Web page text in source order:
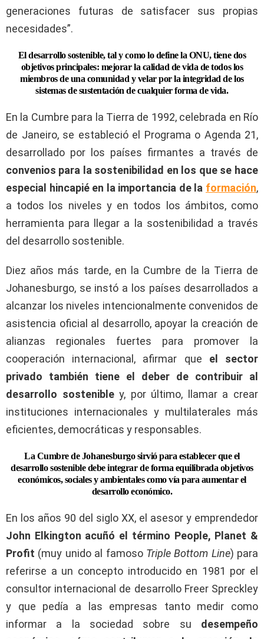
generaciones futuras de satisfacer sus propias
necesidades”.
El desarrollo sostenible, tal y como lo define la ONU, tiene dos
objetivos principales: mejorar la calidad de vida de todos los
miembros de una comunidad y velar por la integridad de los
sistemas de sustentación de cualquier forma de vida.
En la Cumbre para la Tierra de 1992, celebrada en Río
de Janeiro, se estableció el Programa o Agenda 21,
desarrollado por los países firmantes a través de
convenios para la sostenibilidad en los que se hace
especial hincapié en la importancia de la formación,
a todos los niveles y en todos los ámbitos, como
herramienta para llegar a la sostenibilidad a través
del desarrollo sostenible.
Diez años más tarde, en la Cumbre de la Tierra de
Johanesburgo, se instó a los países desarrollados a
alcanzar los niveles intencionalmente convenidos de
asistencia oficial al desarrollo, apoyar la creación de
alianzas regionales fuertes para promover la
cooperación internacional, afirmar que el sector
privado también tiene el deber de contribuir al
desarrollo sostenibley, por último, llamar a crear
instituciones internacionales y multilaterales más
eficientes, democráticas y responsables.
La Cumbre de Johanesburgo sirvió para establecer que el
desarrollo sostenible debe integrar de forma equilibrada objetivos
económicos, sociales y ambientales como vía para aumentar el
desarrollo económico.
En los años 90 del siglo XX, el asesor y emprendedor
John Elkington acuñó el término People, Planet &
Profit (muy unido al famoso Triple Bottom Line) para
referirse a un concepto introducido en 1981 por el
consultor internacional de desarrollo Freer Spreckley
y que pedía a las empresas tanto medir como
informar a la sociedad sobre su desempeño